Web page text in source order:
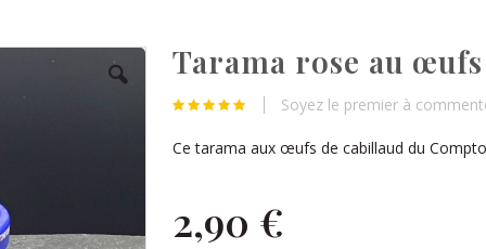
Tarama rose au
Soyez le premier à
Ce tarama aux œufs de cabillaud du
2,90 €